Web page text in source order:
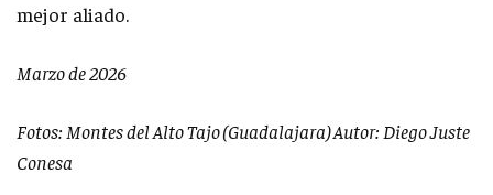
mejor aliado.
Marzo de 2026
Fotos: Montes del Alto Tajo (Guadalajara) Autor: Diego Juste
Conesa